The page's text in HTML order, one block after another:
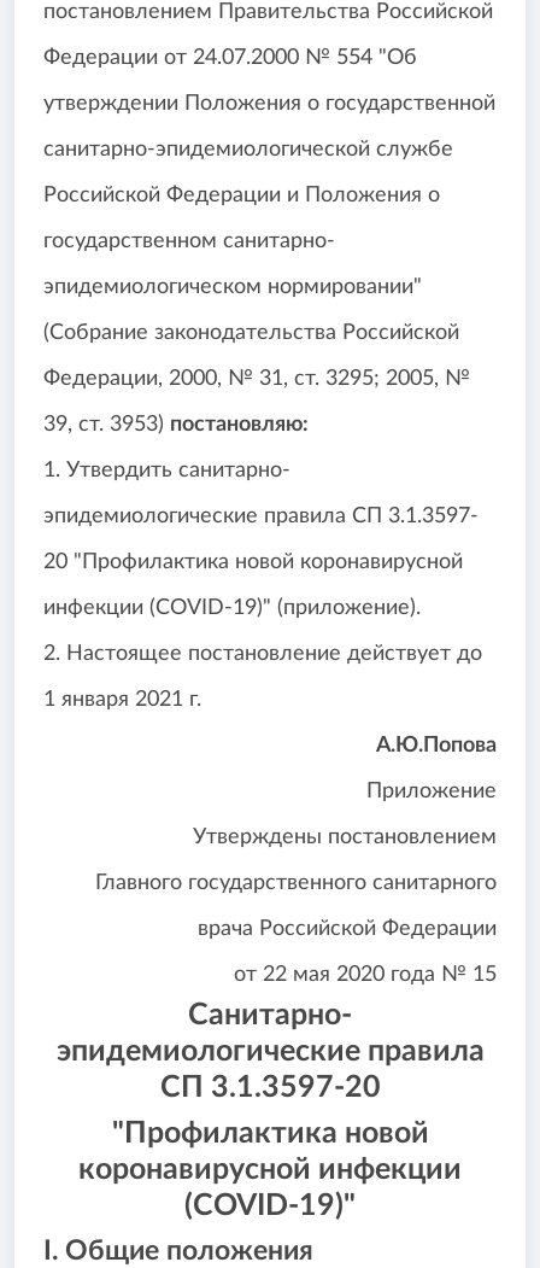
постановлением Правительства Российской
Федерации от 24.07.2000 № 554 "Об
утверждении Положения о государственной
санитарно-эпидемиологической службе
Российской Федерации и Положения о
государственном санитарно-
эпидемиологическом нормировании"
(Собрание законодательства Российской
Федерации, 2000, № 31, ст. 3295; 2005, №
39, ст. 3953) постановляю:
1. Утвердить санитарно-
эпидемиологические правила СП 3.1.3597-
20 "Профилактика новой коронавирусной
инфекции (COVID-19)" (приложение).
2. Настоящее постановление действует до
1 января 2021 г.
А.Ю.Попова
Приложение
Утверждены постановлением
Главного государственного санитарного
врача Российской Федерации
от 22 мая 2020 года № 15
Санитарно-
эпидемиологические правила
СП 3.1.3597-20
"Профилактика новой
коронавирусной инфекции
(COVID-19)"
I. Общие положения